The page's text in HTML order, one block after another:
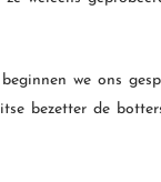
we ons
bezetter de